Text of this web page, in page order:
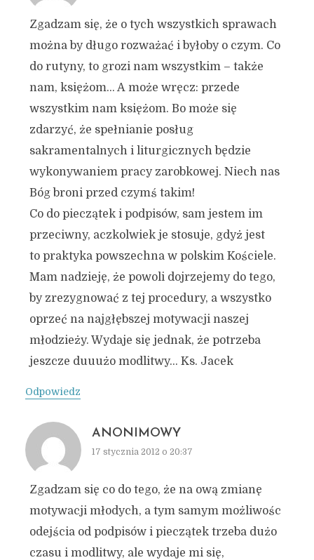
Zgadzam się, że o tych wszystkich sprawach
można by długo rozważać i byłoby o czym. Co
do rutyny, to grozi nam wszystkim – także
nam, księżom… A może wręcz: przede
wszystkim nam księżom. Bo może się
zdarzyć, że spełnianie posług
sakramentalnych i liturgicznych będzie
wykonywaniem pracy zarobkowej. Niech nas
Bóg broni przed czymś takim!
Co do pieczątek i podpisów, sam jestem im
przeciwny, aczkolwiek je stosuje, gdyż jest
to praktyka powszechna w polskim Kościele.
Mam nadzieję, że powoli dojrzejemy do tego,
by zrezygnować z tej procedury, a wszystko
oprzeć na najgłębszej motywacji naszej
młodzieży. Wydaje się jednak, że potrzeba
jeszcze duuużo modlitwy… Ks. Jacek
Odpowiedz
ANONIMOWY
17 stycznia 2012 o 20:37
Zgadzam się co do tego, że na ową zmianę
motywacji młodych, a tym samym możliwośc
odejścia od podpisów i pieczątek trzeba dużo
czasu i modlitwy, ale wydaje mi się,